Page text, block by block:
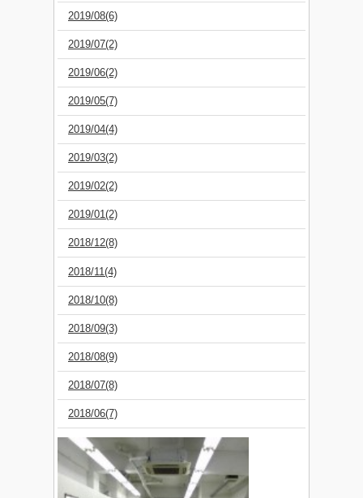
2019/08(6)
2019/07(2)
2019/06(2)
2019/05(7)
2019/04(4)
2019/03(2)
2019/02(2)
2019/01(2)
2018/12(8)
2018/11(4)
2018/10(8)
2018/09(3)
2018/08(9)
2018/07(8)
2018/06(7)